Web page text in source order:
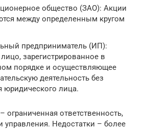
общество (ЗАО): Акции
между определенным кругом
предприниматель (ИП):
зарегистрированное в
порядке и осуществляющее
деятельность без
юридического лица.
ответственность,
управления. Недостатки – более